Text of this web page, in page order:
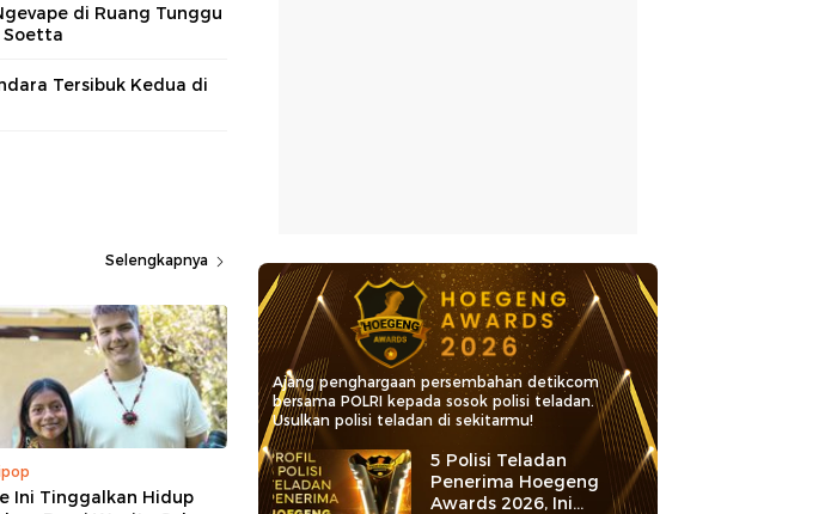
di Ruang Tunggu
Soetta
Tersibuk Kedua di
Selengkapnya
Ini Tinggalkan Hidup
Ajang penghargaan persembahan detikcom
bersama POLRI kepada sosok polisi teladan.
Usulkan polisi teladan di sekitarmu!
5 Polisi Teladan
Penerima Hoegeng
Awards 2026, Ini